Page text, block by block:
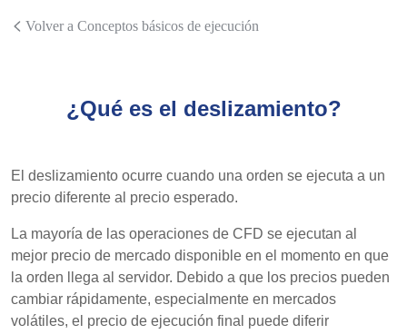
Volver a Conceptos básicos de ejecución
¿Qué es el deslizamiento?
El deslizamiento ocurre cuando una orden se ejecuta a un
precio diferente al precio esperado.
La mayoría de las operaciones de CFD se ejecutan al
mejor precio de mercado disponible en el momento en que
la orden llega al servidor. Debido a que los precios pueden
cambiar rápidamente, especialmente en mercados
volátiles, el precio de ejecución final puede diferir